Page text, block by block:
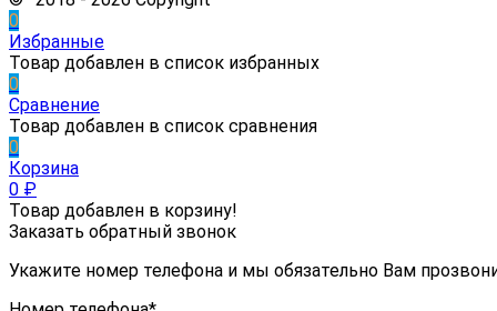
0
Избранные
Товар добавлен в список избранных
0
Сравнение
Товар добавлен в список сравнения
0
Корзина
0 ₽
Товар добавлен в корзину!
Заказать обратный звонок
Укажите номер телефона и мы обязательно Вам